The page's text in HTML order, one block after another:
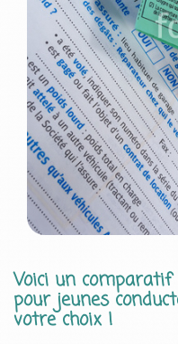
Voici un
pour jeunes
votre choix !